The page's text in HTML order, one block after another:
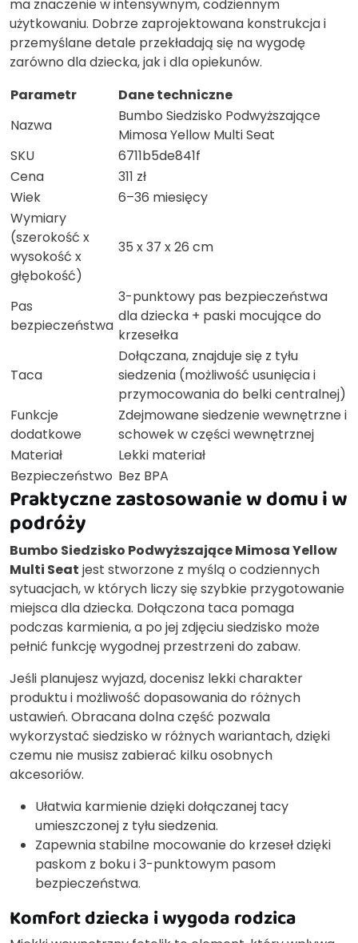
ma znaczenie w intensywnym, codziennym
użytkowaniu. Dobrze zaprojektowana konstrukcja i
przemyślane detale przekładają się na wygodę
zarówno dla dziecka, jak i dla opiekunów.
Parametr
Dane techniczne
Nazwa
Bumbo Siedzisko Podwyższające
Mimosa Yellow Multi Seat
SKU
6711b5de841f
Cena
311 zł
Wiek
6–36 miesięcy
Wymiary
(szerokość x
wysokość x
głębokość)
35 x 37 x 26 cm
Pas
bezpieczeństwa
3-punktowy pas bezpieczeństwa
dla dziecka + paski mocujące do
krzesełka
Taca
Dołączana, znajduje się z tyłu
siedzenia (możliwość usunięcia i
przymocowania do belki centralnej)
Funkcje
dodatkowe
Zdejmowane siedzenie wewnętrzne i
schowek w części wewnętrznej
Materiał
Lekki materiał
Bezpieczeństwo Bez BPA
Praktyczne zastosowanie w domu i w
podróży
Bumbo Siedzisko Podwyższające Mimosa Yellow
Multi Seat jest stworzone z myślą o codziennych
sytuacjach, w których liczy się szybkie przygotowanie
miejsca dla dziecka. Dołączona taca pomaga
podczas karmienia, a po jej zdjęciu siedzisko może
pełnić funkcję wygodnej przestrzeni do zabaw.
Jeśli planujesz wyjazd, docenisz lekki charakter
produktu i możliwość dopasowania do różnych
ustawień. Obracana dolna część pozwala
wykorzystać siedzisko w różnych wariantach, dzięki
czemu nie musisz zabierać kilku osobnych
akcesoriów.
Ułatwia karmienie dzięki dołączanej tacy
umieszczonej z tyłu siedzenia.
Zapewnia stabilne mocowanie do krzeseł dzięki
paskom z boku i 3-punktowym pasom
bezpieczeństwa.
Komfort dziecka i wygoda rodzica